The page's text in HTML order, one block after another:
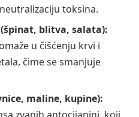
toksina.
blitva, salata):
u čišćenju krvi i
čime se smanjuje
maline, kupine):